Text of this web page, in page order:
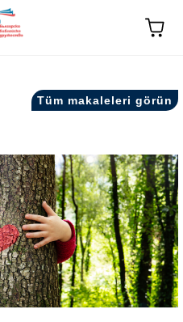
Tüm makaleleri görün